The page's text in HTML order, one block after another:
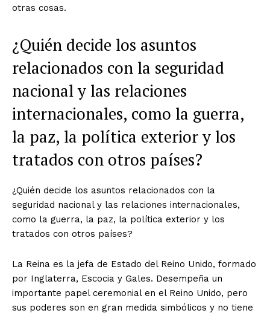
otras cosas.
¿Quién decide los asuntos
relacionados con la seguridad
nacional y las relaciones
internacionales, como la guerra,
la paz, la política exterior y los
tratados con otros países?
¿Quién decide los asuntos relacionados con la
seguridad nacional y las relaciones internacionales,
como la guerra, la paz, la política exterior y los
tratados con otros países?
La Reina es la jefa de Estado del Reino Unido, formado
por Inglaterra, Escocia y Gales. Desempeña un
importante papel ceremonial en el Reino Unido, pero
sus poderes son en gran medida simbólicos y no tiene